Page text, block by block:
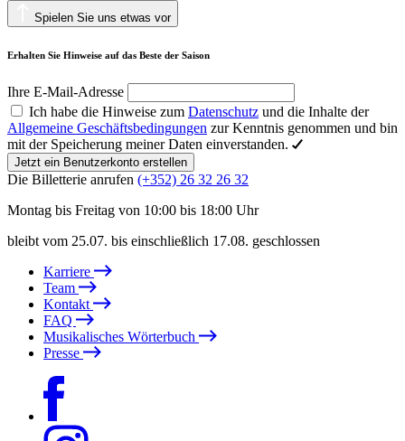
Spielen Sie uns etwas vor
Erhalten Sie Hinweise auf das Beste der Saison
Ihre E-Mail-Adresse
Ich habe die Hinweise zum Datenschutz und die Inhalte der
Allgemeine Geschäftsbedingungen zur Kenntnis genommen und bin
mit der Speicherung meiner Daten einverstanden.
Jetzt ein Benutzerkonto erstellen
Die Billetterie anrufen (+352) 26 32 26 32
Montag bis Freitag von 10:00 bis 18:00 Uhr
bleibt vom 25.07. bis einschließlich 17.08. geschlossen
Karriere
Team
Kontakt
FAQ
Musikalisches Wörterbuch
Presse